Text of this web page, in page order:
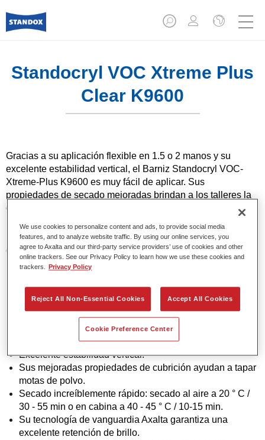
Standocryl VOC Xtreme Plus
Clear K9600
Gracias a su aplicación flexible en 1.5 o 2 manos y su
excelente estabilidad vertical, el Barniz Standocryl VOC-
Xtreme-Plus K9600 es muy fácil de aplicar. Sus
propiedades de secado mejoradas brindan a los talleres la
oportunidad de ahorrar tiempo, aumentar la eficiencia y
Características del producto
Cuando se utiliza como parte del sistema Standox
Standoblue.
Ratio de mezcla simple 2: 1 con todos los
Endurecedores Standox Xtreme.
Su aplicación flexible en 1.5 o 2 manos proporciona más
opciones de combinación para un resultado OEM.
Excelente estabilidad vertical.
Sus mejoradas propiedades de cubrición ayudan a tapar
motas de polvo.
Secado increíblemente rápido: secado al aire a 20 ° C /
30 - 55 min o en cabina a 40 - 45 ° C / 10-15 min.
Su tecnología de vanguardia Axalta garantiza una
excelente retención de brillo.
We use cookies to personalize content and ads, to provide social media
features, and to analyze website traffic. By using our online services, you
agree to Axalta and our third-party service providers’ use of cookies and other
online trackers. See our Privacy Policy to learn how we use these cookies and
trackers.
Privacy Policy
Reject All Non-Essential Cookies Accept All Cookies
Cookie Preference Center